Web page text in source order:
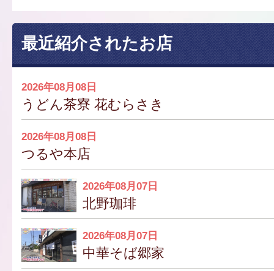
最近紹介されたお店
2026年08月08日
うどん茶寮 花むらさき
2026年08月08日
つるや本店
2026年08月07日
北野珈琲
2026年08月07日
中華そば郷家